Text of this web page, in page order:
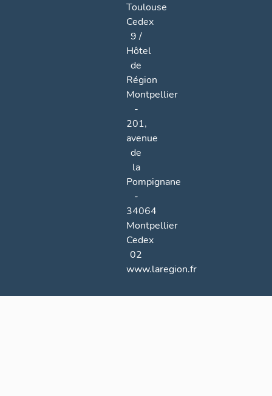
Toulouse
Cedex
9 /
Hôtel
de
Région
Montpellier
-
201,
avenue
de
la
Pompignane
-
34064
Montpellier
Cedex
02
www.laregion.fr